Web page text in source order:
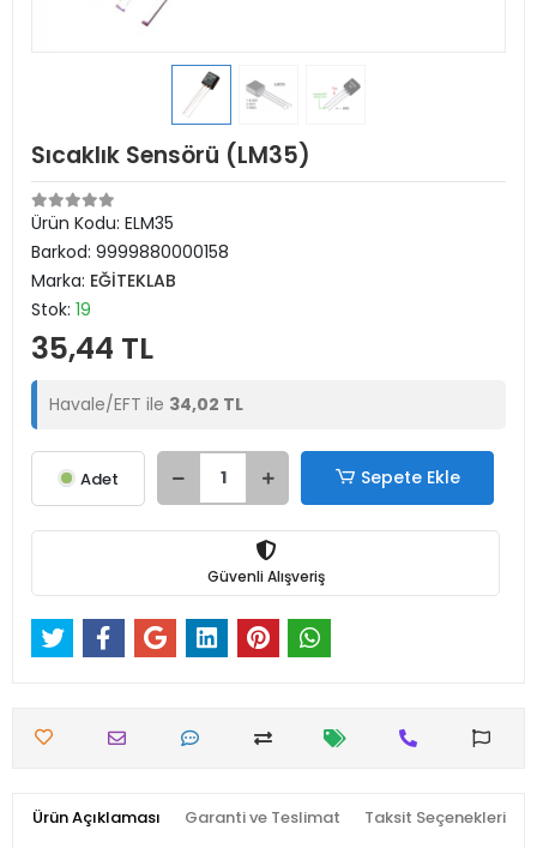
Sıcaklık Sensörü (LM35)
Ürün Kodu: ELM35
Barkod: 9999880000158
Marka: EĞİTEKLAB
Stok: 19
35,44 TL
Havale/EFT ile 34,02 TL
Adet Sepete Ekle
Güvenli Alışveriş
Ürün Açıklaması Garanti ve Teslimat Taksit Seçenekleri